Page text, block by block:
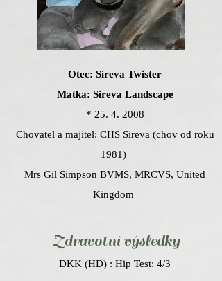
Otec: Sireva Twister
Matka: Sireva Landscape
*25. 4. 2008
Chovatel a majitel: CHS Sireva (chov od roku
1981)
Mrs Gil Simpson BVMS, MRCVS, United
Kingdom
Zdravotní výsledky
DKK (HD) :Hip Test: 4/3